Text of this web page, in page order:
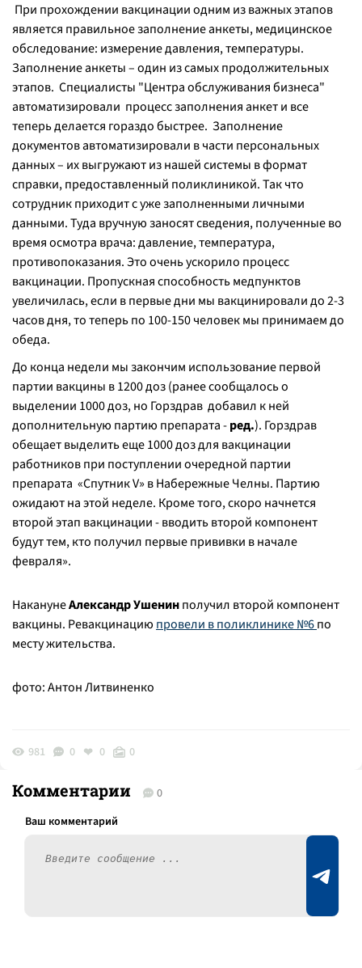
При прохождении вакцинации одним из важных этапов
является правильное заполнение анкеты, медицинское
обследование: измерение давления, температуры.
Заполнение анкеты – один из самых продолжительных
этапов. Специалисты "Центра обслуживания бизнеса"
автоматизировали процесс заполнения анкет и все
теперь делается гораздо быстрее. Заполнение
документов автоматизировали в части персональных
данных – их выгружают из нашей системы в формат
справки, предоставленный поликлиникой. Так что
сотрудник приходит с уже заполненными личными
данными. Туда вручную заносят сведения, полученные во
время осмотра врача: давление, температура,
противопоказания. Это очень ускорило процесс
вакцинации. Пропускная способность медпунктов
увеличилась, если в первые дни мы вакцинировали до 2-3
часов дня, то теперь по 100-150 человек мы принимаем до
обеда.
До конца недели мы закончим использование первой
партии вакцины в 1200 доз (ранее сообщалось о
выделении 1000 доз, но Горздрав добавил к ней
дополнительную партию препарата -ред.). Горздрав
обещает выделить еще 1000 доз для вакцинации
работников при поступлении очередной партии
препарата «Спутник V» в Набережные Челны. Партию
ожидают на этой неделе. Кроме того, скоро начнется
второй этап вакцинации - вводить второй компонент
будут тем, кто получил первые прививки в начале
февраля».
НаканунеАлександр Ушенинполучил второй компонент
вакцины. Ревакцинацию провели в поликлинике №6по
месту жительства.
фото: Антон Литвиненко
981 0 0 0
Комментарии 0